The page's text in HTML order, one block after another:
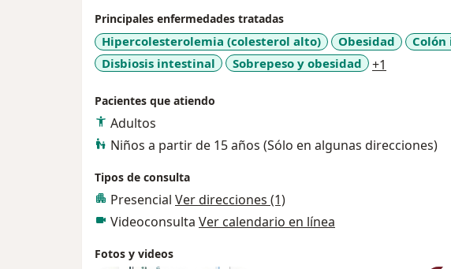
Principales enfermedades tratadas
Hipercolesterolemia (colesterol alto) Obesidad
Disbiosis intestinal
Sobrepeso y obesidad +1
Pacientes que atiendo
Adultos
Niños a partir de 15 años (Sólo en algunas direcciones)
Tipos de consulta
Presencial Ver direcciones (1)
Videoconsulta Ver calendario en línea
Fotos y videos